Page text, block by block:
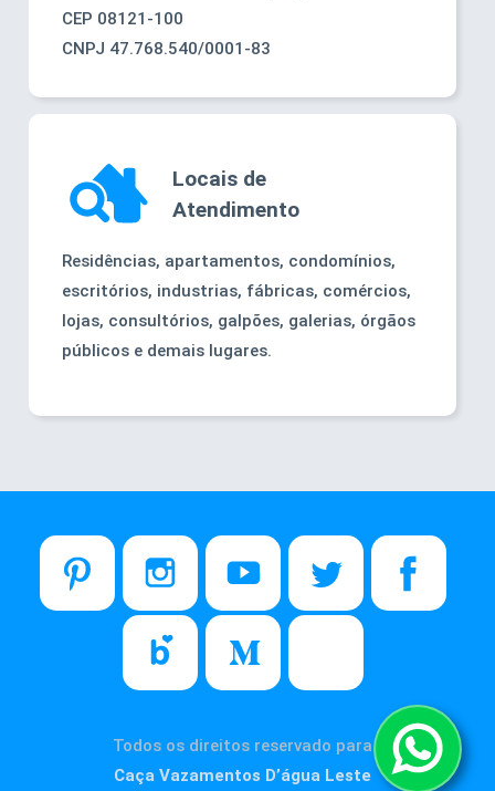
CEP 08121-100
CNPJ 47.768.540/0001-83
Locais de
Atendimento
Residências, apartamentos, condomínios,
escritórios, industrias, fábricas, comércios,
lojas, consultórios, galpões, galerias, órgãos
públicos e demais lugares.
Todos os direitos reservado para
Caça Vazamentos D’água Leste